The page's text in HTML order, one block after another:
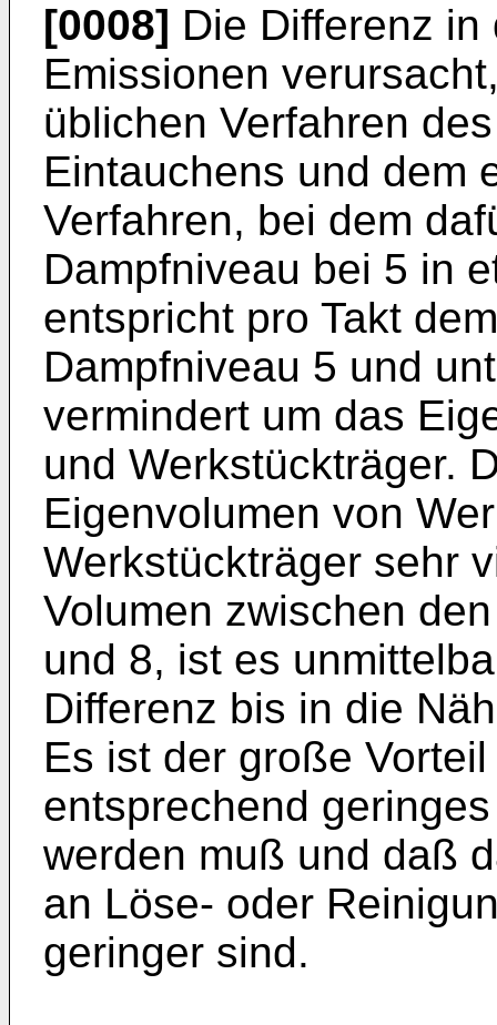
[0008] Die Differenz
Emissionen
üblichen Verfahren
Eintauchens und dem
Verfahren, bei dem
Dampfniveau bei 5 in
entspricht pro Takt
Dampfniveau 5 und
vermindert um das
und Werkstückträger.
Eigenvolumen von
Werkstückträger sehr
Volumen zwischen
und 8, ist es
Differenz bis in die
Es ist der große
entsprechend
werden muß und daß
an Löse- oder
geringer sind.